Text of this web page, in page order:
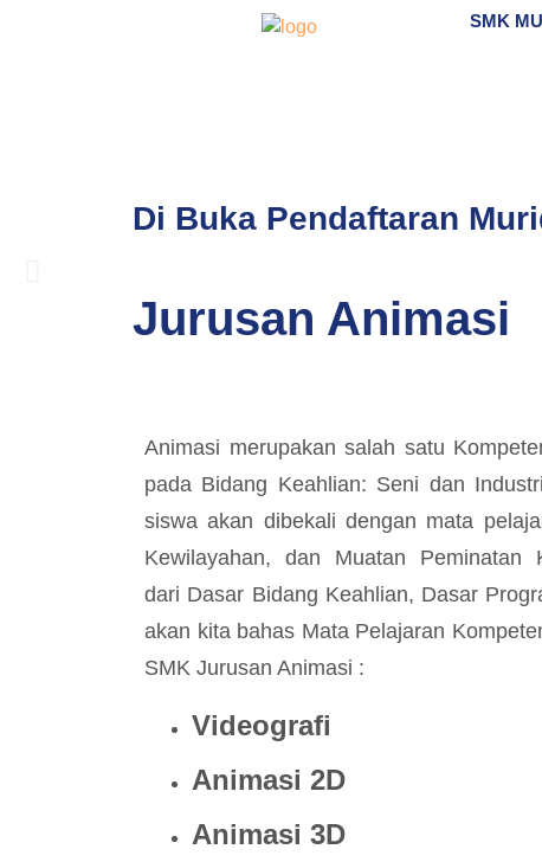
SMK
Di Buka Pendaftaran
SEKOLAH PUSAT
SMK Muhammadiyah Pakem ditetapkan sebagai
Selengkapnya
Jurusan Animasi
Animasi merupakan salah satu
pada Bidang Keahlian: Seni dan
siswa akan dibekali dengan mata
Kewilayahan, dan Muatan Peminatan
dari Dasar Bidang Keahlian, Dasar
akan kita bahas Mata Pelajaran
SMK Jurusan Animasi :
Videografi
Animasi 2D
Animasi 3D